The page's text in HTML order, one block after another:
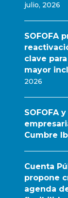
julio, 2026
SOFOFA
clave
mayor
2026
SOFOFA
Cumbre
Cuenta
propone
agenda